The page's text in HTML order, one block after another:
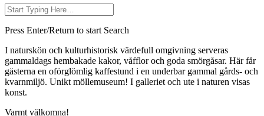
Press Enter/Return to start Search
I naturskön och kulturhistorisk värdefull omgivning serveras
gammaldags hembakade kakor, våfflor och goda smörgåsar. Här får
gästerna en oförglömlig kaffestund i en underbar gammal gårds- och
kvarnmiljö. Unikt möllemuseum! I galleriet och ute i naturen visas
konst.
Varmt välkomna!